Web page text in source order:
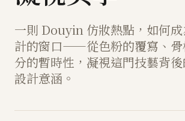
一則 Douyin 仿妝熱點，如何
計的窗口——從色粉的覆寫、骨
分的暫時性，凝視這門技藝背
設計意涵。